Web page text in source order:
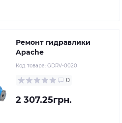
Ремонт гидравлики
Apache
Код товара: GDRV-0020
0
2 307.25грн.